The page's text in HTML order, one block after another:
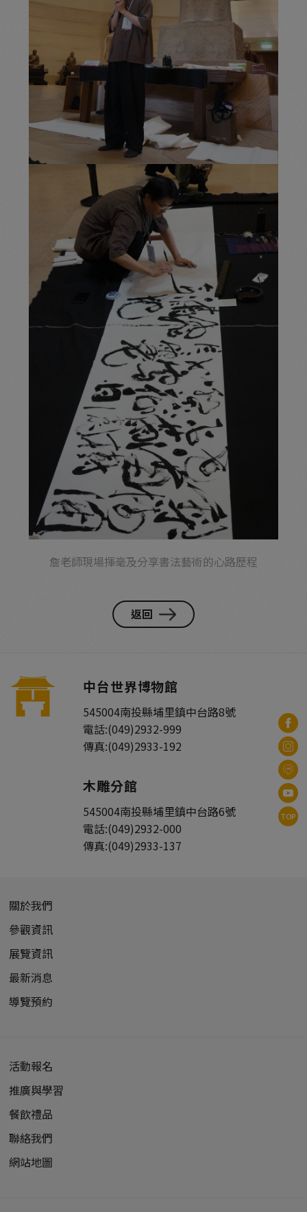
詹老師現場揮毫及分享書法藝術的心路歷程
返回
中台世界博物館
545004南投縣埔里鎮中台路8號
電話:(049)2932-999
傳真:(049)2933-192
木雕分館
545004南投縣埔里鎮中台路6號
電話:(049)2932-000
傳真:(049)2933-137
關於我們
參觀資訊
展覽資訊
最新消息
導覽預約
活動報名
推廣與學習
餐飲禮品
聯絡我們
網站地圖
TOP